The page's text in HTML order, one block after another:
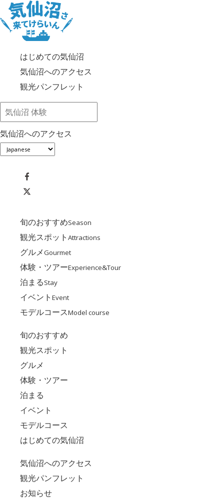
はじめての気仙沼
気仙沼へのアクセス
観光パンフレット
気仙沼へのアクセス
旬のおすすめSeason
観光スポット Attractions
グルメGourmet
体験・ツアーExperience&Tour
泊まるStay
イベント Event
モデルコースModel course
旬のおすすめ
観光スポット
グルメ
体験・ツアー
泊まる
イベント
モデルコース
はじめての気仙沼
気仙沼へのアクセス
観光パンフレット
お知らせ